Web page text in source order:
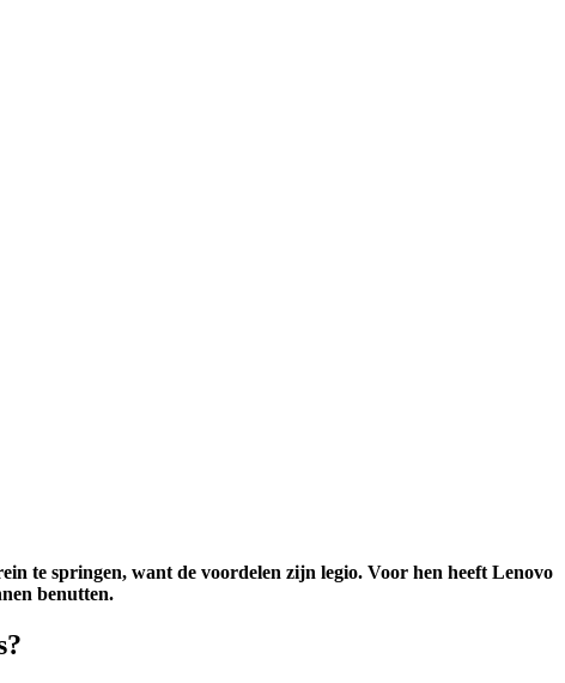
te springen, want de voordelen zijn legio. Voor hen heeft Lenovo
benutten.